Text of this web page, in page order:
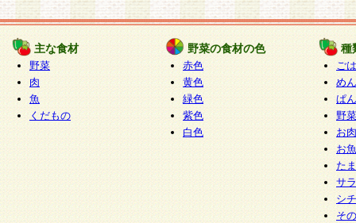
主な食材
野菜
肉
魚
くだもの
野菜の食材の色
赤色
黄色
緑色
紫色
白色
種
ご
めん
ぱん
野
お
お
た
サ
シ
そ